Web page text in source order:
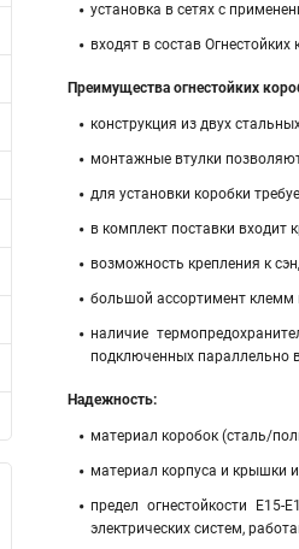
установка в сетях с
входят в состав
Преимущества огнестойких
конструкция из двух
монтажные втулки
для установки коробки
в комплект поставки входит
возможность крепления к
большой ассортимент клемм
наличие
подключенных параллельно
Надежность:
материал коробок (сталь/
материал корпуса и крышки
предел огнестойкости
электрических систем,